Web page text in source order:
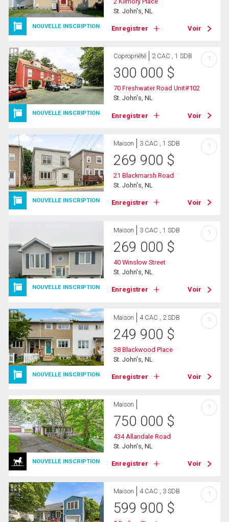
NOUVELLE INSCRIPTION
St. John's, NL
Enregistrer Voir
NOUVELLE INSCRIPTION
Copropriété 2 CAC , 1 SDB
300 000 $
70 Freshwater Road Unit#102
St. John's, NL
Enregistrer Voir
?
NOUVELLE INSCRIPTION
Maison 3 CAC , 1 SDB
269 900 $
21 Blackmarsh Road
St. John's, NL
Enregistrer Voir
?
NOUVELLE INSCRIPTION
Maison 3 CAC , 1 SDB
269 000 $
40 Winslow Street
St. John's, NL
Enregistrer Voir
?
NOUVELLE INSCRIPTION
Maison 4 CAC , 2 SDB
249 900 $
38 Blackwood Place
St. John's, NL
Enregistrer Voir
?
NOUVELLE INSCRIPTION
Maison
750 000 $
434 Allandale Road
St. John's, NL
Enregistrer Voir
?
Maison 4 CAC , 3 SDB
599 900 $
?